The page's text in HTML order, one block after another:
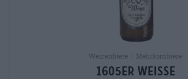
Weizenbiere | Mehrkornbiere
1605er Weisse